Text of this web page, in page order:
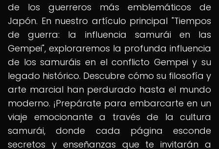
de los guerreros más emblemáticos de
Japón. En nuestro artículo principal "Tiempos
de guerra: la influencia samurái en las
Gempei", exploraremos la profunda influencia
de los samuráis en el conflicto Gempei y su
legado histórico. Descubre cómo su filosofía y
arte marcial han perdurado hasta el mundo
moderno. ¡Prepárate para embarcarte en un
viaje emocionante a través de la cultura
samurái, donde cada página esconde
secretos y enseñanzas que te invitarán a